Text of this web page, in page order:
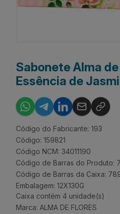
Sabonete Alma
Essência de
Código do Fabricante: 193
Código: 159821
Código NCM: 34011190
Código de Barras do Produto:
Código de Barras da Caixa:
Embalagem: 12X130G
Caixa contém 4 unidade(s)
Marca: ALMA DE FLORES